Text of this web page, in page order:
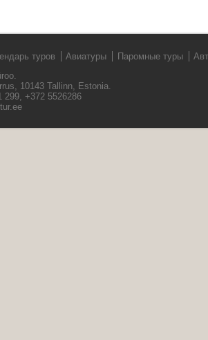
туров Авиатуры Паромные туры
10143 Tallinn, Estonia.
299, +372 5526286